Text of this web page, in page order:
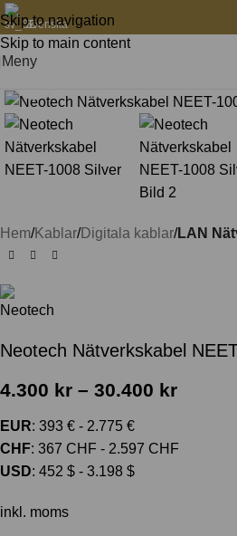
Skip to navigation
Skip to main content
Svenska
Meny
Hem Kablar Digitala kablar LAN
Neotech Nätverkskabel
4.300 kr – 30.400 kr
EUR: 393 € - 2.775 €
CHF: 367 CHF - 2.597 CHF
USD: 452 $ - 3.198 $
inkl. moms